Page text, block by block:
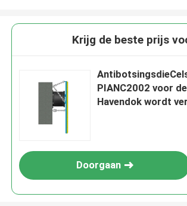
Krijg de beste prijs
PIANC2002 voor
Havendok wordt
Doorgaan